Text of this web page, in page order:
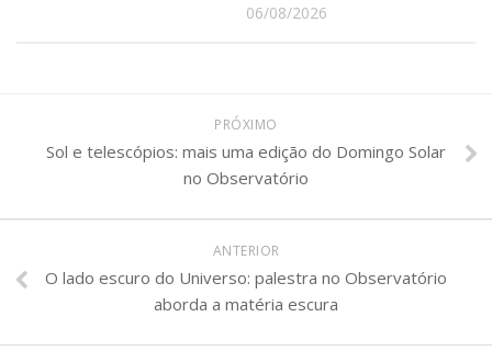
06/08/2026
PRÓXIMO
Sol e telescópios: mais uma edição do Domingo Solar
no Observatório
ANTERIOR
O lado escuro do Universo: palestra no Observatório
aborda a matéria escura